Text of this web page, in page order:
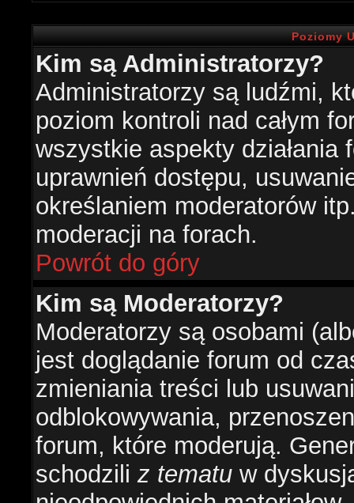
Poziomy
Kim są Administratorzy?
Administratorzy są ludźmi,
poziom kontroli nad całym
wszystkie aspekty działania
uprawnień dostępu,
określaniem moderatorów
moderacji na forach.
Powrót do góry
Kim są Moderatorzy?
Moderatorzy są osobami
jest doglądanie forum od
zmieniania treści lub
odblokowywania,
forum, które moderują.
schodzili z tematu w